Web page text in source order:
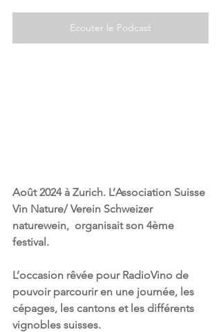
Ecouter le Podcast
Août 2024 à Zurich. L’Association Suisse
Vin Nature/ Verein Schweizer
naturewein,  organisait son 4ème
festival.
L’occasion rêvée pour RadioVino de
pouvoir parcourir en une journée, les
cépages, les cantons et les différents
vignobles suisses.